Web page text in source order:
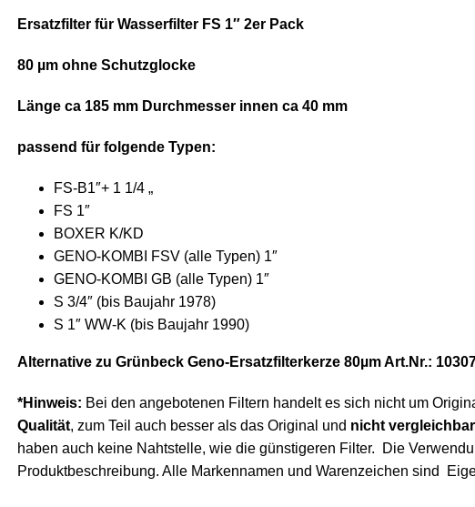
Ersatzfilter für Wasserfilter FS 1″ 2er Pack
80 µm ohne Schutzglocke
Länge ca 185 mm Durchmesser innen ca 40 mm
passend für folgende Typen:
FS-B1″+ 1 1/4 „
FS 1″
BOXER K/KD
GENO-KOMBI FSV (alle Typen) 1″
GENO-KOMBI GB (alle Typen) 1″
S 3/4″ (bis Baujahr 1978)
S 1″ WW-K (bis Baujahr 1990)
Alternative zu Grünbeck Geno-Ersatzfilterkerze 80µm Art.Nr.:
*Hinweis: Bei den angebotenen Filtern handelt es sich nicht um
Qualität, zum Teil auch besser als das Original und nicht
haben auch keine Nahtstelle, wie die günstigeren Filter. Die
Produktbeschreibung. Alle Markennamen und Warenzeichen sind